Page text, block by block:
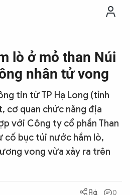
lò ở mỏ than Núi
nhân tử vong
tin từ TP Hạ Long (tỉnh
cơ quan chức năng địa
với Công ty cổ phần Than
cố bục túi nước hầm lò,
vong vừa xảy ra trên
0